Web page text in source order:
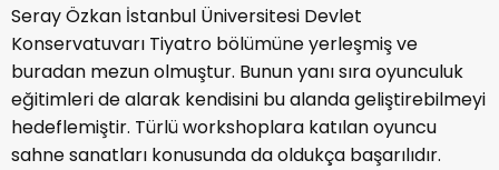
Seray Özkan İstanbul Üniversitesi Devlet
Konservatuvarı Tiyatro bölümüne yerleşmiş ve
buradan mezun olmuştur. Bunun yanı sıra oyunculuk
eğitimleri de alarak kendisini bu alanda geliştirebilmeyi
hedeflemiştir. Türlü workshoplara katılan oyuncu
sahne sanatları konusunda da oldukça başarılıdır.